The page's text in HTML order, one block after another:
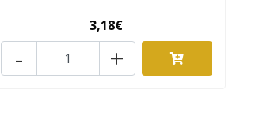
3,18€
+
-